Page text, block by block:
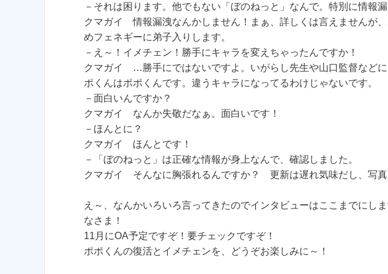
－それは困ります。他でもない「ぼのねっと」なんで。特別に情報漏
クマガイ 情報漏洩なんかしません！まぁ、詳しくは言えませんが
めフェネギーに弟子入りします。
－え～！イメチェン！勝手にキャラを変えちゃったんですか！
クマガイ …勝手にではないですよ。いがらし先生や山口監督など
ポくんはポポくんです。違うキャラになってるわけじゃないです。
－面白いんですか？
クマガイ なんか失敬だなぁ。面白いです！
－ほんとに？
クマガイ ほんとです！
－「ぼのねっと」は正確な情報が身上なんで、確認しました。
クマガイ そんなに胸張れるんですか？ 更新は遅れ気味だし、写
え～、なんかいろいろ言ってきたのでインタビューはここまでにし
なさま！
11月にOA予定ですぞ！要チェックですぞ！
ポポくんの復活とイメチェンを、どうぞお楽しみに～！